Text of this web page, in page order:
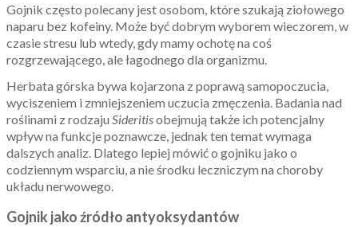
Gojnik często polecany jest osobom, które szukają ziołowego
naparu bez kofeiny. Może być dobrym wyborem wieczorem, w
czasie stresu lub wtedy, gdy mamy ochotę na coś
rozgrzewającego, ale łagodnego dla organizmu.
Herbata górska bywa kojarzona z poprawą samopoczucia,
wyciszeniem i zmniejszeniem uczucia zmęczenia. Badania nad
roślinami z rodzaju Sideritisobejmują także ich potencjalny
wpływ na funkcje poznawcze, jednak ten temat wymaga
dalszych analiz. Dlatego lepiej mówić o gojniku jako o
codziennym wsparciu, a nie środku leczniczym na choroby
układu nerwowego.
Gojnik jako źródło antyoksydantów